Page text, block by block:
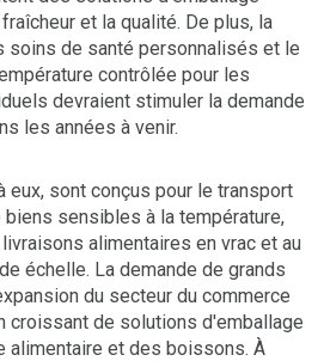
et la qualité. De plus, la
soins de santé personnalisés et le
contrôlée pour les
devraient stimuler la demande
les années à venir.
eux, sont conçus pour le transport
sensibles à la température,
alimentaires en vrac et au
échelle. La demande de grands
du secteur du commerce
croissant de solutions d'emballage
alimentaire et des boissons. À